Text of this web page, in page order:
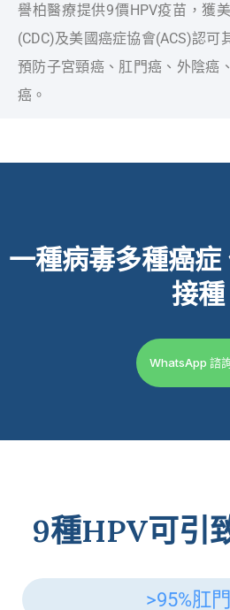
譽柏醫療提供9價HPV疫苗，獲
(CDC)及美國癌症協會(ACS)認可
預防子宮頸癌、肛門癌、外陰癌
癌。
一種病毒多種癌症
接種
WhatsApp 諮
9種HPV可引
>95%肛